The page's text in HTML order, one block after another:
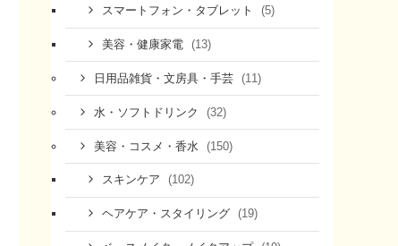
スマートフォン・タブレット (5)
美容・健康家電 (13)
日用品雑貨・文房具・手芸 (11)
水・ソフトドリンク (32)
美容・コスメ・香水 (150)
スキンケア (102)
ヘアケア・スタイリング (19)